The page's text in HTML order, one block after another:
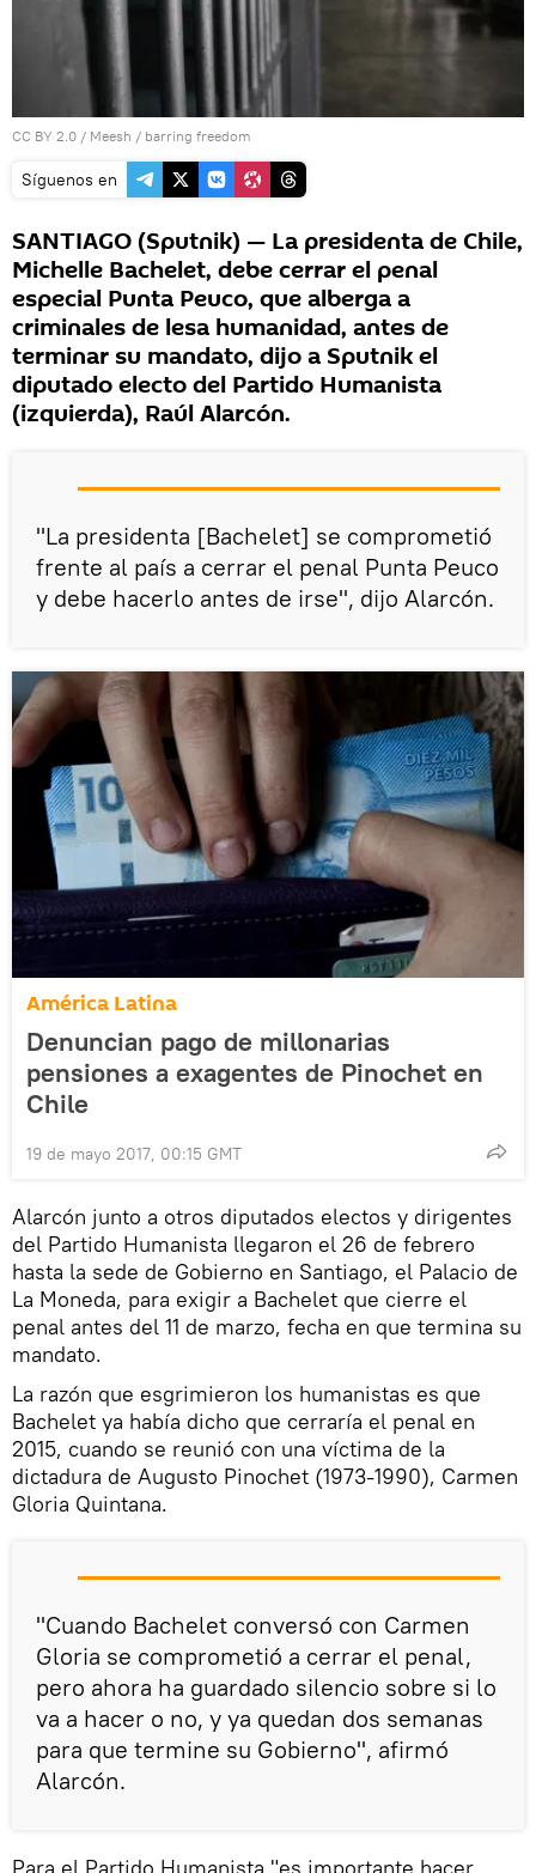
CC BY 2.0 / Meesh / barring freedom
Síguenos en
SANTIAGO (Sputnik) — La presidenta de Chile,
Michelle Bachelet, debe cerrar el penal
especial Punta Peuco, que alberga a
criminales de lesa humanidad, antes de
terminar su mandato, dijo a Sputnik el
diputado electo del Partido Humanista
(izquierda), Raúl Alarcón.
"La presidenta [Bachelet] se comprometió
frente al país a cerrar el penal Punta Peuco
y debe hacerlo antes de irse", dijo Alarcón.
América Latina
Denuncian pago de millonarias
pensiones a exagentes de Pinochet en
Chile
19 de mayo 2017, 00:15 GMT
Alarcón junto a otros diputados electos y dirigentes
del Partido Humanista llegaron el 26 de febrero
hasta la sede de Gobierno en Santiago, el Palacio de
La Moneda, para exigir a Bachelet que cierre el
penal antes del 11 de marzo, fecha en que termina su
mandato.
La razón que esgrimieron los humanistas es que
Bachelet ya había dicho que cerraría el penal en
2015, cuando se reunió con una víctima de la
dictadura de Augusto Pinochet (1973-1990), Carmen
Gloria Quintana.
"Cuando Bachelet conversó con Carmen
Gloria se comprometió a cerrar el penal,
pero ahora ha guardado silencio sobre si lo
va a hacer o no, y ya quedan dos semanas
para que termine su Gobierno", afirmó
Alarcón.